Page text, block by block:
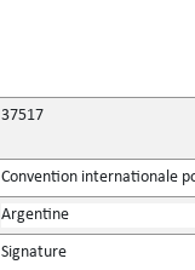
37517
Convention internationale
Argentine
Signature